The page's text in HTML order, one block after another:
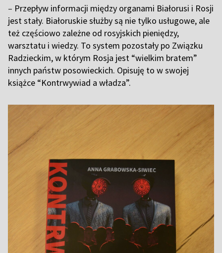
– Przepływ informacji między organami Białorusi i Rosji
jest stały. Białoruskie służby są nie tylko usługowe, ale
też częściowo zależne od rosyjskich pieniędzy,
warsztatu i wiedzy. To system pozostały po Związku
Radzieckim, w którym Rosja jest “wielkim bratem”
innych państw posowieckich. Opisuję to w swojej
książce “Kontrwywiad a władza”.